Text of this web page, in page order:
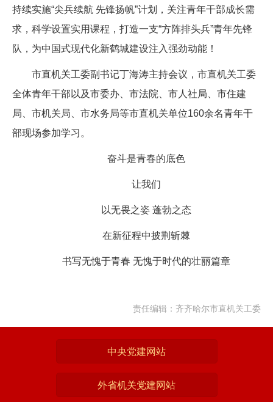
持续实施“尖兵续航 先锋扬帆”计划，关注青年干部成长需
求，科学设置实用课程，打造一支“方阵排头兵”青年先锋
队，为中国式现代化新鹤城建设注入强劲动能！
市直机关工委副书记丁海涛主持会议，市直机关工委
全体青年干部以及市委办、市法院、市人社局、市住建
局、市机关局、市水务局等市直机关单位160余名青年干
部现场参加学习。
奋斗是青春的底色
让我们
以无畏之姿 蓬勃之态
在新征程中披荆斩棘
书写无愧于青春 无愧于时代的壮丽篇章
责任编辑：齐齐哈尔市直机关工委
中央党建网站
外省机关党建网站